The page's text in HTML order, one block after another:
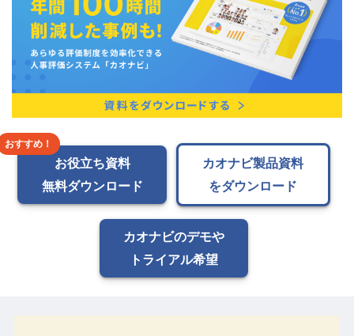
お役立ち資料
無料ダウンロード
カオナビ製品資料
をダウンロード
カオナビのデモや
トライアル希望